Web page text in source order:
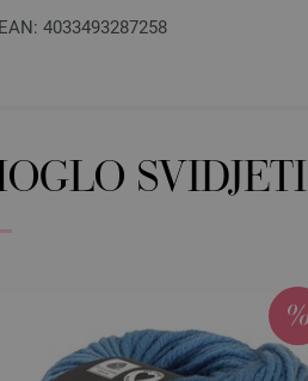
EAN: 4033493287258
SVIDJETI